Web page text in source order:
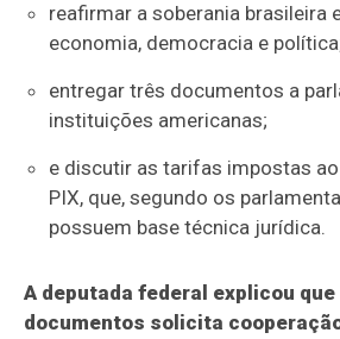
reafirmar a soberania brasileira
economia, democracia e
entregar três documentos a
instituições americanas;
e discutir as tarifas impostas
PIX, que, segundo os
possuem base técnica jurídica.
A deputada federal explicou
documentos solicita